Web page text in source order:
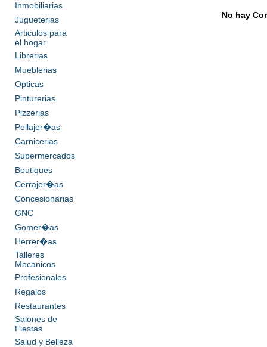
Inmobiliarias
Jugueterias
Articulos para
el hogar
Librerias
Mueblerias
Opticas
Pinturerias
Pizzerias
Pollajer�as
Carnicerias
Supermercados
Boutiques
Cerrajer�as
Concesionarias
GNC
Gomer�as
Herrer�as
Talleres
Mecanicos
Profesionales
Regalos
Restaurantes
Salones de
Fiestas
Salud y Belleza
No hay